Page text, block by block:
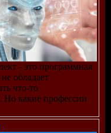
- это программная
обладает
что-то
Но какие профессии